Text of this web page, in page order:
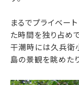
まるでプライベー
た時間を独り占め
干潮時には久兵衛
島の景観を眺めた